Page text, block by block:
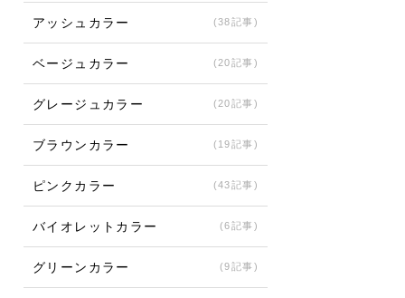
アッシュカラー (38記事)
ベージュカラー (20記事)
グレージュカラー (20記事)
ブラウンカラー (19記事)
ピンクカラー (43記事)
バイオレットカラー (6記事)
グリーンカラー (9記事)